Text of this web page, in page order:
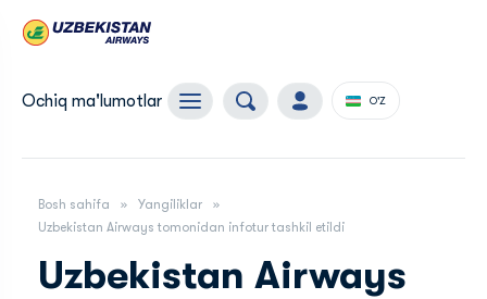
Ochiq ma'lumotlar O'Z
Bosh sahifa
Yangiliklar
Uzbekistan Airways tomonidan infotur tashkil etildi
Uzbekistan Airways